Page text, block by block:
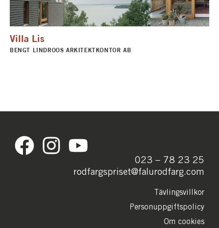
Villa Lis
BENGT LINDROOS ARKITEKTKONTOR AB
023 – 78 23 25
rodfargspriset@falurodfarg.com
Tävlingsvillkor
Personuppgiftspolicy
Om cookies